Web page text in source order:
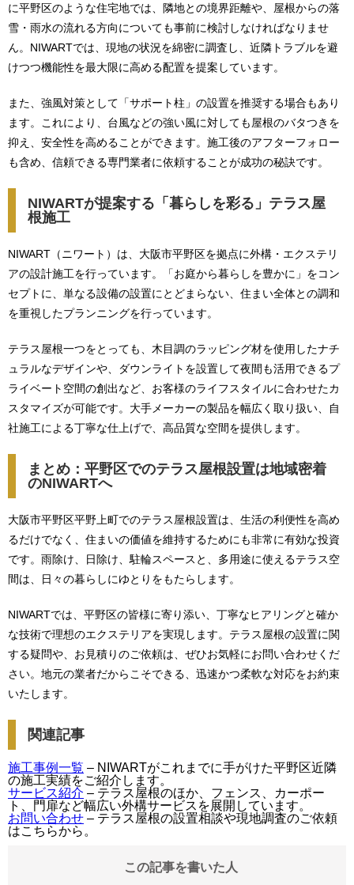
に平野区のような住宅地では、隣地との境界距離や、屋根からの落
雪・雨水の流れる方向についても事前に検討しなければなりませ
ん。NIWARTでは、現地の状況を綿密に調査し、近隣トラブルを避
けつつ機能性を最大限に高める配置を提案しています。
また、強風対策として「サポート柱」の設置を推奨する場合もあり
ます。これにより、台風などの強い風に対しても屋根のバタつきを
抑え、安全性を高めることができます。施工後のアフターフォロー
も含め、信頼できる専門業者に依頼することが成功の秘訣です。
NIWARTが提案する「暮らしを彩る」テラス屋
根施工
NIWART（ニワート）は、大阪市平野区を拠点に外構・エクステリ
アの設計施工を行っています。「お庭から暮らしを豊かに」をコン
セプトに、単なる設備の設置にとどまらない、住まい全体との調和
を重視したプランニングを行っています。
テラス屋根一つをとっても、木目調のラッピング材を使用したナチ
ュラルなデザインや、ダウンライトを設置して夜間も活用できるプ
ライベート空間の創出など、お客様のライフスタイルに合わせたカ
スタマイズが可能です。大手メーカーの製品を幅広く取り扱い、自
社施工による丁寧な仕上げで、高品質な空間を提供します。
まとめ：平野区でのテラス屋根設置は地域密着
のNIWARTへ
大阪市平野区平野上町でのテラス屋根設置は、生活の利便性を高め
るだけでなく、住まいの価値を維持するためにも非常に有効な投資
です。雨除け、日除け、駐輪スペースと、多用途に使えるテラス空
間は、日々の暮らしにゆとりをもたらします。
NIWARTでは、平野区の皆様に寄り添い、丁寧なヒアリングと確か
な技術で理想のエクステリアを実現します。テラス屋根の設置に関
する疑問や、お見積りのご依頼は、ぜひお気軽にお問い合わせくだ
さい。地元の業者だからこそできる、迅速かつ柔軟な対応をお約束
いたします。
関連記事
施工事例一覧 – NIWARTがこれまでに手がけた平野区近隣
の施工実績をご紹介します。
サービス紹介 – テラス屋根のほか、フェンス、カーポー
ト、門扉など幅広い外構サービスを展開しています。
お問い合わせ – テラス屋根の設置相談や現地調査のご依頼
はこちらから。
この記事を書いた人